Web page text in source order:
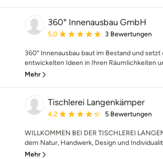
360° Innenausbau GmbH
Durchschnittliche Bewertung: 5 von 5
5,0 3 Bewertungen
360° Innenausbau baut im Bestand und setzt
entwickelten Ideen in Ihren Räumlichkeiten
Mehr
Tischlerei Langenkämper
Durchschnittliche Bewertung: 4.2 von
4,2 5 Bewertungen
WILLKOMMEN BEI DER TISCHLEREI
dem Natur, Handwerk, Design und
Mehr